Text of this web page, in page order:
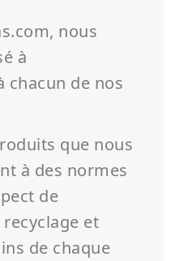
nous
à
chacun de nos
que nous
à des normes
de
et
de chaque